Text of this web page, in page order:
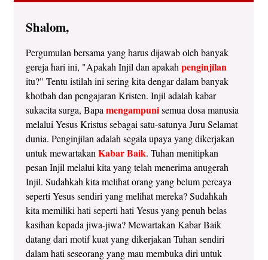
Shalom,
Pergumulan bersama yang harus dijawab oleh banyak
gereja hari ini, "Apakah Injil dan apakahpenginjilan
itu?" Tentu istilah ini sering kita dengar dalam banyak
khotbah dan pengajaran Kristen. Injil adalah kabar
sukacita surga, Bapamengampunisemua dosa manusia
melalui Yesus Kristus sebagai satu-satunya Juru Selamat
dunia. Penginjilan adalah segala upaya yang dikerjakan
untuk mewartakanKabar Baik. Tuhan menitipkan
pesan Injil melalui kita yang telah menerima anugerah
Injil. Sudahkah kita melihat orang yang belum percaya
seperti Yesus sendiri yang melihat mereka? Sudahkah
kita memiliki hati seperti hati Yesus yang penuh belas
kasihan kepada jiwa-jiwa? Mewartakan Kabar Baik
datang dari motif kuat yang dikerjakan Tuhan sendiri
dalam hati seseorang yang mau membuka diri untuk